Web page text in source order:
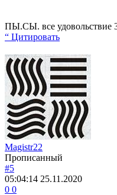
ПЫ.СЫ. все удовольствие
“ Цитировать
Magistr22
Прописанный
#5
05:04:14 25.11.2020
0 0